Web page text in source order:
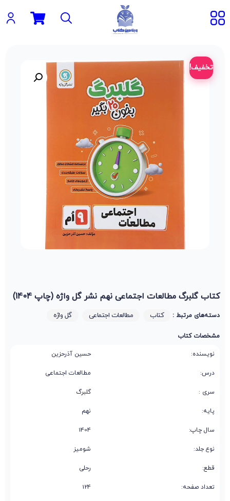
تخفیف!
کتاب گلبرگ مطالعات اجتماعی نهم نشر گل واژه (چاپ 1404)
دسته‌های مرتبط : کتاب مطالعات اجتماعی گل واژه
مشخصات کتاب
نویسنده: حسین آذر‌حزین
درس: مطالعات اجتماعی
سری : گلبرگ
پایه: نهم
سال چاپ: 1404
نوع جلد: شومیز
قطع: رحلی
تعداد صفحه: 124